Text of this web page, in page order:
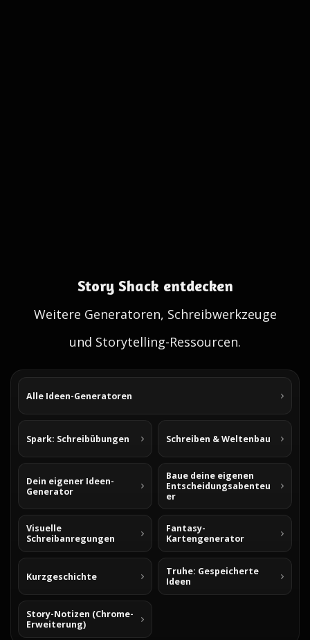
Story Shack entdecken
Weitere Generatoren, Schreibwerkzeuge
und Storytelling-Ressourcen.
Alle Ideen-Generatoren
Spark: Schreibübungen Schreiben & Weltenbau
Dein eigener Ideen-
Generator
Baue deine eigenen
Entscheidungsabenteu
er
Visuelle
Schreibanregungen
Fantasy-
Kartengenerator
Kurzgeschichte
Truhe: Gespeicherte
Ideen
Story-Notizen (Chrome-
Erweiterung)